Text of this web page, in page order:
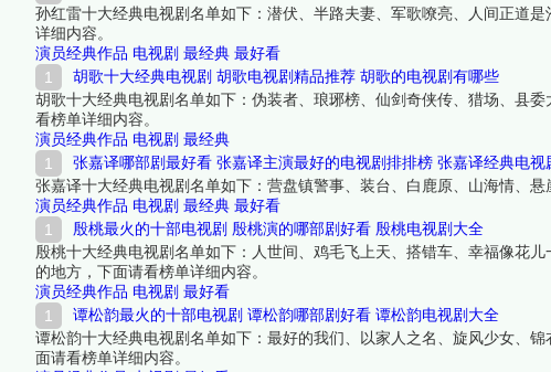
孙红雷十大经典电视剧名单如下：潜伏、半路夫妻、军歌嘹亮、人间正道
详细内容。
演员经典作品 电视剧 最经典 最好看
胡歌十大经典电视剧 胡歌电视剧精品推荐 胡歌的电视剧有哪些
胡歌十大经典电视剧名单如下：伪装者、琅琊榜、仙剑奇侠传、猎场、县
看榜单详细内容。
演员经典作品 电视剧 最经典
张嘉译哪部剧最好看 张嘉译主演最好的电视剧排排榜 张嘉译经典电视
张嘉译十大经典电视剧名单如下：营盘镇警事、装台、白鹿原、山海情、
演员经典作品 电视剧 最经典 最好看
殷桃最火的十部电视剧 殷桃演的哪部剧好看 殷桃电视剧大全
殷桃十大经典电视剧名单如下：人世间、鸡毛飞上天、搭错车、幸福像花
的地方，下面请看榜单详细内容。
演员经典作品 电视剧 最好看
谭松韵最火的十部电视剧 谭松韵哪部剧好看 谭松韵电视剧大全
谭松韵十大经典电视剧名单如下：最好的我们、以家人之名、旋风少女、
面请看榜单详细内容。